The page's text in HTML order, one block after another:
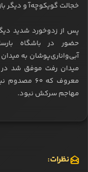
خجالت گویکوچه‌آ و دیگر
پس از زدوخورد شدید
حضور در باشگاه
آبی‌واناری‌پوشان به
معروف که
مهاجم سرکش نبود.
نظرات: